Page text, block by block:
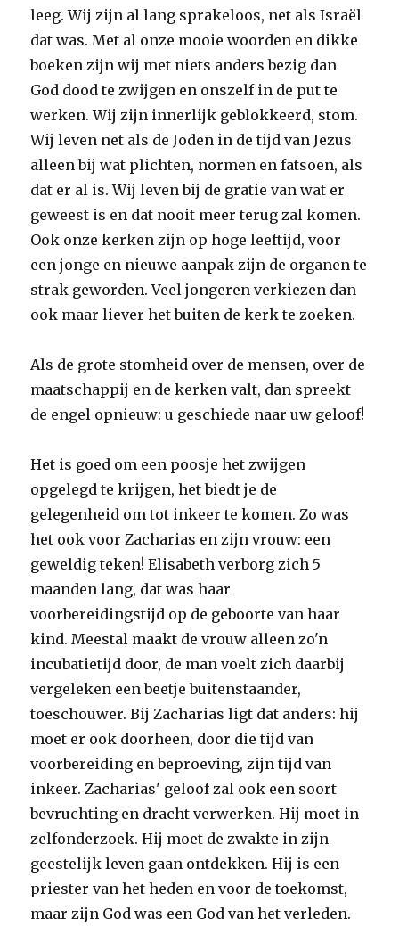
leeg. Wij zijn al lang sprakeloos, net als Israël
dat was. Met al onze mooie woorden en dikke
boeken zijn wij met niets anders bezig dan
God dood te zwijgen en onszelf in de put te
werken. Wij zijn innerlijk geblokkeerd, stom.
Wij leven net als de Joden in de tijd van Jezus
alleen bij wat plichten, normen en fatsoen, als
dat er al is. Wij leven bij de gratie van wat er
geweest is en dat nooit meer terug zal komen.
Ook onze kerken zijn op hoge leeftijd, voor
een jonge en nieuwe aanpak zijn de organen te
strak geworden. Veel jongeren verkiezen dan
ook maar liever het buiten de kerk te zoeken.
Als de grote stomheid over de mensen, over de
maatschappij en de kerken valt, dan spreekt
de engel opnieuw: u geschiede naar uw geloof!
Het is goed om een poosje het zwijgen
opgelegd te krijgen, het biedt je de
gelegenheid om tot inkeer te komen. Zo was
het ook voor Zacharias en zijn vrouw: een
geweldig teken! Elisabeth verborg zich 5
maanden lang, dat was haar
voorbereidingstijd op de geboorte van haar
kind. Meestal maakt de vrouw alleen zo'n
incubatietijd door, de man voelt zich daarbij
vergeleken een beetje buitenstaander,
toeschouwer. Bij Zacharias ligt dat anders: hij
moet er ook doorheen, door die tijd van
voorbereiding en beproeving, zijn tijd van
inkeer. Zacharias' geloof zal ook een soort
bevruchting en dracht verwerken. Hij moet in
zelfonderzoek. Hij moet de zwakte in zijn
geestelijk leven gaan ontdekken. Hij is een
priester van het heden en voor de toekomst,
maar zijn God was een God van het verleden.